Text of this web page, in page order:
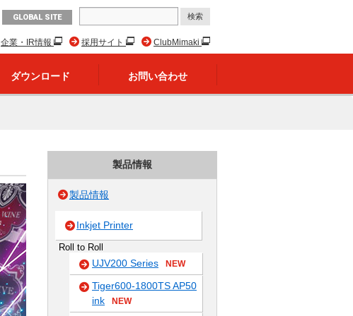
GLOBAL SITE
ClubMimaki
採用サイト
企業・IR情報
ダウンロード お問い合わせ
製品情報
製品情報
Inkjet Printer
Roll to Roll
UJV200 Series NEW
Tiger600-1800TS AP50
ink
NEW